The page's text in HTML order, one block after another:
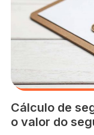
Cálculo de
o valor do